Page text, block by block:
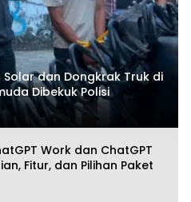
Solar dan Dongkrak Truk di
Dibekuk Polisi
Work dan ChatGPT
Fitur, dan Pilihan Paket